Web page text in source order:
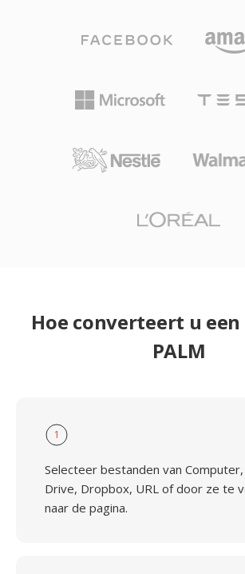
Hoe converteert u een
PALM
1
Selecteer bestanden van
Drive, Dropbox, URL of door ze te
naar de pagina.